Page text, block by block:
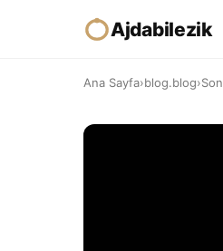
Ajdabilezik
Ana Sayfa›blog.blog›